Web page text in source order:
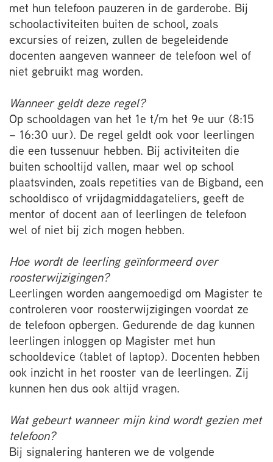
met hun telefoon pauzeren in de garderobe. Bij
schoolactiviteiten buiten de school, zoals
excursies of reizen, zullen de begeleidende
docenten aangeven wanneer de telefoon wel of
niet gebruikt mag worden.
Wanneer geldt deze regel?
Op schooldagen van het 1e t/m het 9e uur (8:15
– 16:30 uur). De regel geldt ook voor leerlingen
die een tussenuur hebben. Bij activiteiten die
buiten schooltijd vallen, maar wel op school
plaatsvinden, zoals repetities van de Bigband, een
schooldisco of vrijdagmiddagateliers, geeft de
mentor of docent aan of leerlingen de telefoon
wel of niet bij zich mogen hebben.
Hoe wordt de leerling geïnformeerd over
roosterwijzigingen?
Leerlingen worden aangemoedigd om Magister te
controleren voor roosterwijzigingen voordat ze
de telefoon opbergen. Gedurende de dag kunnen
leerlingen inloggen op Magister met hun
schooldevice (tablet of laptop). Docenten hebben
ook inzicht in het rooster van de leerlingen. Zij
kunnen hen dus ook altijd vragen.
Wat gebeurt wanneer mijn kind wordt gezien met
telefoon?
Bij signalering hanteren we de volgende